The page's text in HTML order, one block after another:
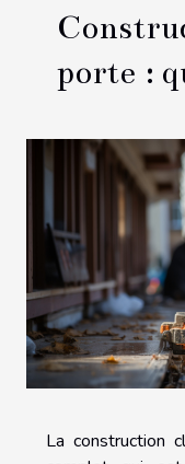
porte :
La construction